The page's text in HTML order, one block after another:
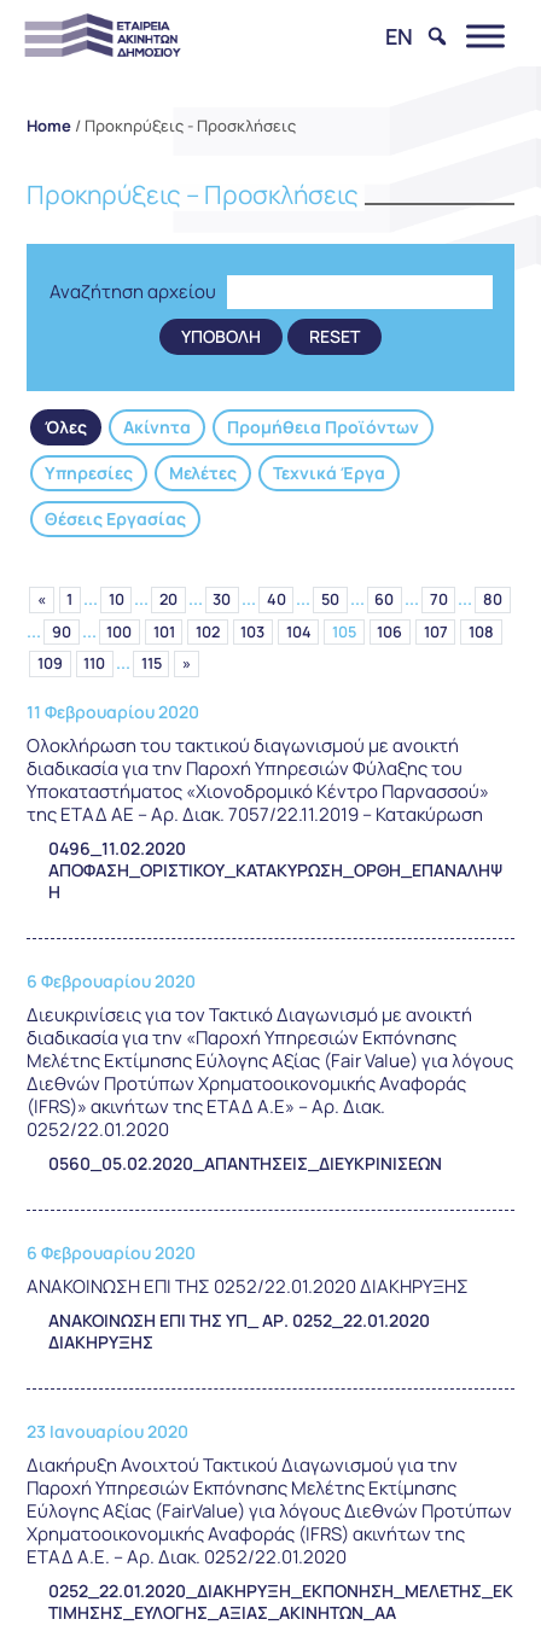
EN
Home / Προκηρύξεις - Προσκλήσεις
Προκηρύξεις – Προσκλήσεις
Αναζήτηση αρχείου
Όλες Ακίνητα
Προμήθεια Προϊόντων
Υπηρεσίες
Μελέτες
Τεχνικά Έργα
Θέσεις Εργασίας
« 1 ... 10 ... 20 ... 30 ... 40 ... 50 ... 60 ... 70 ... 80
... 90 ... 100 101 102 103 104 105 106 107
108
109
110 ... 115 »
11 Φεβρουαρίου 2020
Ολοκλήρωση του τακτικού διαγωνισμού με ανοικτή
διαδικασία για την Παροχή Υπηρεσιών Φύλαξης του
Υποκαταστήματος «Χιονοδρομικό Κέντρο Παρνασσού»
της ΕΤΑΔ ΑΕ – Αρ. Διακ. 7057/22.11.2019 – Κατακύρωση
0496_11.02.2020
ΑΠΟΦΑΣΗ_ΟΡΙΣΤΙΚΟΥ_ΚΑΤΑΚΥΡΩΣΗ_ΟΡΘΗ_ΕΠΑΝΑΛΗΨ
Η
6 Φεβρουαρίου 2020
Διευκρινίσεις για τον Τακτικό Διαγωνισμό με ανοικτή
διαδικασία για την «Παροχή Υπηρεσιών Εκπόνησης
Μελέτης Εκτίμησης Εύλογης Αξίας (Fair Value) για λόγους
Διεθνών Προτύπων Χρηματοοικονομικής Αναφοράς
(IFRS)» ακινήτων της ΕΤΑΔ Α.Ε» – Αρ. Διακ.
0252/22.01.2020
0560_05.02.2020_ΑΠΑΝΤΗΣΕΙΣ_ΔΙΕΥΚΡΙΝΙΣΕΩΝ
6 Φεβρουαρίου 2020
ΑΝΑΚΟΙΝΩΣΗ ΕΠΙ ΤΗΣ 0252/22.01.2020 ΔΙΑΚΗΡΥΞΗΣ
ΑΝΑΚΟΙΝΩΣΗ ΕΠΙ ΤΗΣ ΥΠ_ ΑΡ. 0252_22.01.2020
ΔΙΑΚΗΡΥΞΗΣ
23 Ιανουαρίου 2020
Διακήρυξη Ανοιχτού Τακτικού Διαγωνισμού για την
Παροχή Υπηρεσιών Εκπόνησης Μελέτης Εκτίμησης
Εύλογης Αξίας (FairValue) για λόγους Διεθνών Προτύπων
Χρηματοοικονομικής Αναφοράς (IFRS) ακινήτων της
ΕΤΑΔ Α.Ε. – Αρ. Διακ. 0252/22.01.2020
0252_22.01.2020_ΔΙΑΚΗΡΥΞΗ_ΕΚΠΟΝΗΣΗ_ΜΕΛΕΤΗΣ_ΕΚ
ΤΙΜΗΣΗΣ_ΕΥΛΟΓΗΣ_ΑΞΙΑΣ_ΑΚΙΝΗΤΩΝ_ΑΑ